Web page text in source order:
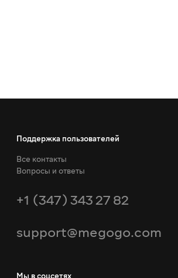
Поддержка пользователей
Все контакты
Вопросы и ответы
+1 (347) 343 27 82
support@megogo.com